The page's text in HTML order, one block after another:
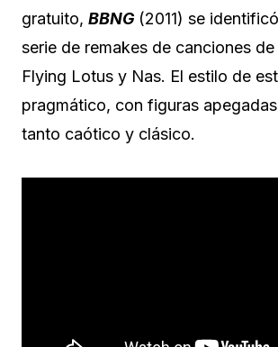
gratuito, BBNG (2011) se
serie de remakes de canciones de
Flying Lotus y Nas. El estilo de
pragmático, con figuras
tanto caótico y clásico.